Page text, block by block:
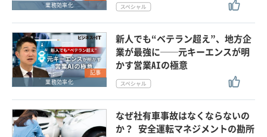
業務効率化
記事
業務効率化
新人でも“ベテラン超え”、地方企
業が最強に──元キーエンスが明
かす営業AIの極意
なぜ社有車事故はなくならないの
か？ 安全運転マネジメントの勘所